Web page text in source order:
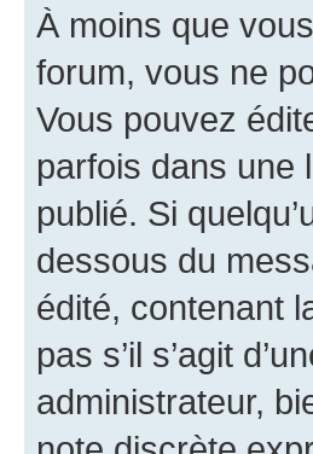
À moins que
forum, vous ne
Vous pouvez
parfois dans une
publié. Si
dessous du
édité, contenant
pas s’il s’agit
administrateur,